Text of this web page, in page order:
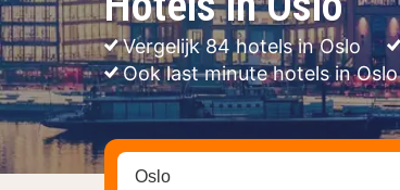
Vergelijk 84 hotels in Oslo
Ook last minute hotels in Oslo
Zoek op hotel, regio of stad